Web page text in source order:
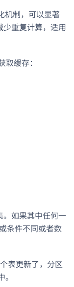
机制，可以显著
重复计算，适用
缓存：
。如果其中任何一
条件不同或者数
表更新了，分区